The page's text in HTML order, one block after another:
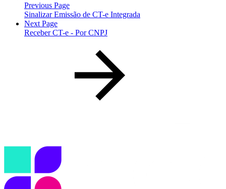
Previous Page
Sinalizar Emissão de CT-e Integrada
Next Page
Receber CT-e - Por CNPJ